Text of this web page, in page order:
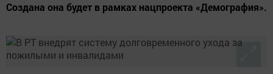
Создана она будет в рамках нацпроекта «Демография».